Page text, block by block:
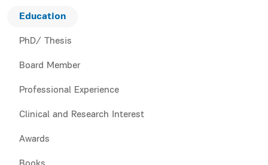
Education
PhD/ Thesis
Board Member
Professional Experience
Clinical and Research Interest
Awards